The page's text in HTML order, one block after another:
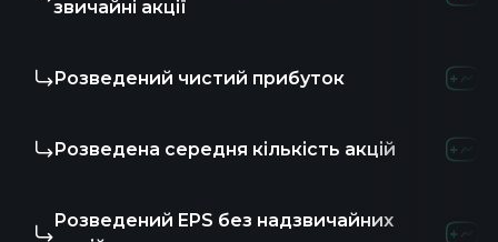
звичайні акції
Розведений чистий прибуток
Розведена середня кількість акцій
Розведений EPS без надзвичайних